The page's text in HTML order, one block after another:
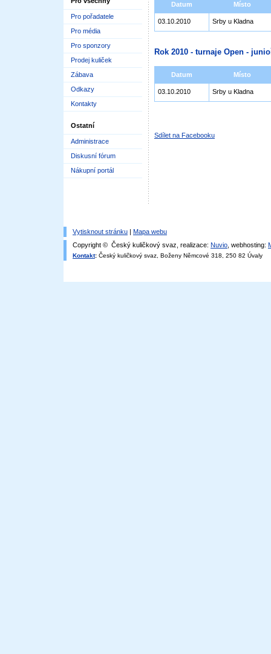
Pro pořadatele
Pro média
Pro sponzory
Prodej kuliček
Zábava
Odkazy
Kontakty
Ostatní
Administrace
Diskusní fórum
Nákupní portál
Datum Místo
03.10.2010 Srby u Kladna
Rok 2010 - turnaje Open -
Datum Místo
03.10.2010 Srby u Kladna
Sdílet na Facebooku
Vytisknout stránku | Mapa webu
Copyright © Český kuličkový svaz, realizace: Nuvio , webhosting:
Kontakt: Český kuličkový svaz, Boženy Němcové 318, 250 82 Úvaly